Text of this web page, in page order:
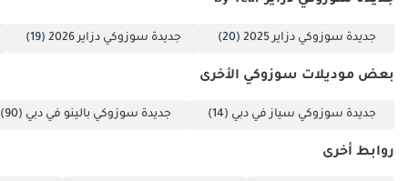
إنذار الأمان التحكم في
تثبيت التل ISO FIX
سوزوكي ديزاير GLX
مدمجة سيارة سيدان
أنيقة وعصرية،
جديدة سوزوكي دزاير 2025 (20) جديدة سوزوكي دزاير 2026 (19)
بعض موديلات سوزوكي الأخرى
جديدة سوزوكي سياز في دبي (14) جديدة سوزوكي بالينو في دبي (90)
روابط أخرى